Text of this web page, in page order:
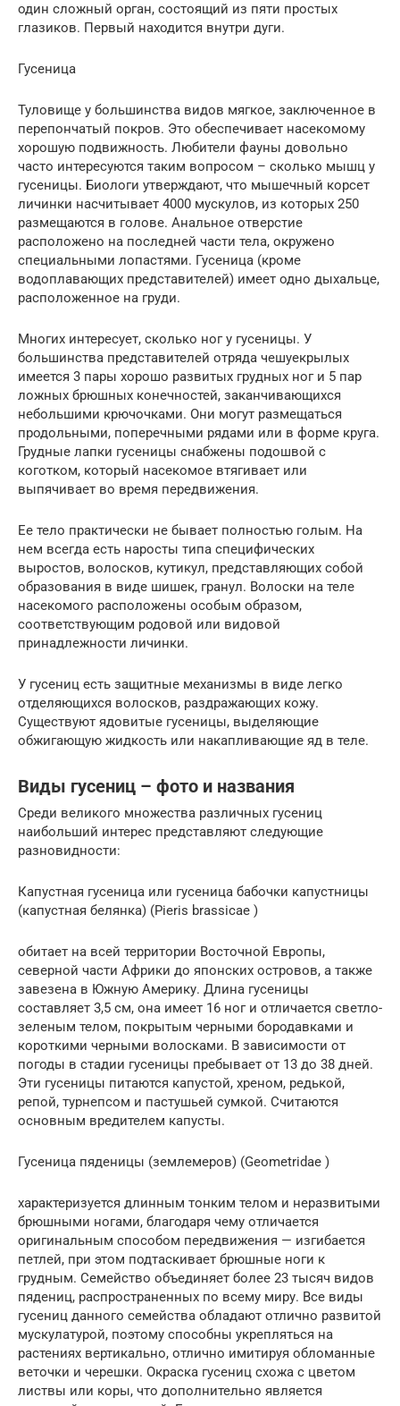
один сложный орган, состоящий из пяти простых
глазиков. Первый находится внутри дуги.
Гусеница
Туловище у большинства видов мягкое, заключенное в
перепончатый покров. Это обеспечивает насекомому
хорошую подвижность. Любители фауны довольно
часто интересуются таким вопросом – сколько мышц у
гусеницы. Биологи утверждают, что мышечный корсет
личинки насчитывает 4000 мускулов, из которых 250
размещаются в голове. Анальное отверстие
расположено на последней части тела, окружено
специальными лопастями. Гусеница (кроме
водоплавающих представителей) имеет одно дыхальце,
расположенное на груди.
Многих интересует, сколько ног у гусеницы. У
большинства представителей отряда чешуекрылых
имеется 3 пары хорошо развитых грудных ног и 5 пар
ложных брюшных конечностей, заканчивающихся
небольшими крючочками. Они могут размещаться
продольными, поперечными рядами или в форме круга.
Грудные лапки гусеницы снабжены подошвой с
коготком, который насекомое втягивает или
выпячивает во время передвижения.
Ее тело практически не бывает полностью голым. На
нем всегда есть наросты типа специфических
выростов, волосков, кутикул, представляющих собой
образования в виде шишек, гранул. Волоски на теле
насекомого расположены особым образом,
соответствующим родовой или видовой
принадлежности личинки.
У гусениц есть защитные механизмы в виде легко
отделяющихся волосков, раздражающих кожу.
Существуют ядовитые гусеницы, выделяющие
обжигающую жидкость или накапливающие яд в теле.
Виды гусениц – фото и названия
Среди великого множества различных гусениц
наибольший интерес представляют следующие
разновидности:
Капустная гусеница или гусеница бабочки капустницы
(капустная белянка) (Pieris brassicae )
обитает на всей территории Восточной Европы,
северной части Африки до японских островов, а также
завезена в Южную Америку. Длина гусеницы
составляет 3,5 см, она имеет 16 ног и отличается светло-
зеленым телом, покрытым черными бородавками и
короткими черными волосками. В зависимости от
погоды в стадии гусеницы пребывает от 13 до 38 дней.
Эти гусеницы питаются капустой, хреном, редькой,
репой, турнепсом и пастушьей сумкой. Считаются
основным вредителем капусты.
Гусеница пяденицы (землемеров) (Geometridae )
характеризуется длинным тонким телом и неразвитыми
брюшными ногами, благодаря чему отличается
оригинальным способом передвижения — изгибается
петлей, при этом подтаскивает брюшные ноги к
грудным. Семейство объединяет более 23 тысяч видов
пядениц, распространенных по всему миру. Все виды
гусениц данного семейства обладают отлично развитой
мускулатурой, поэтому способны укрепляться на
растениях вертикально, отлично имитируя обломанные
веточки и черешки. Окраска гусениц схожа с цветом
листвы или коры, что дополнительно является